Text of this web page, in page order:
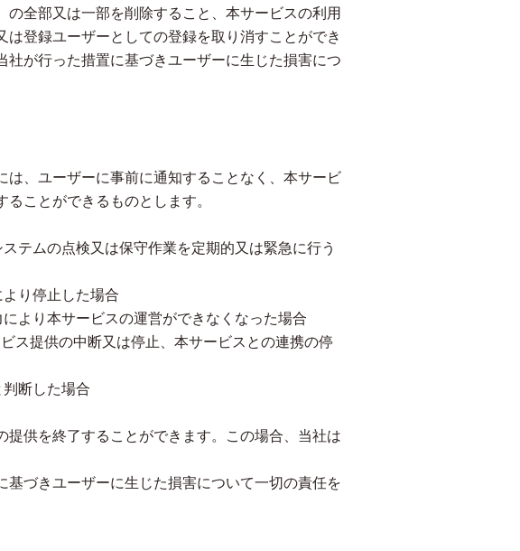
全部又は一部を削除すること、本サービスの利用
登録ユーザーとしての登録を取り消すことができ
社が行った措置に基づきユーザーに生じた損害につ
は、ユーザーに事前に通知することなく、本サービ
ことができるものとします。
テムの点検又は保守作業を定期的又は緊急に行う
り停止した場合
より本サービスの運営ができなくなった場合
ス提供の中断又は停止、本サービスとの連携の停
断した場合
供を終了することができます。この場合、当社は
づきユーザーに生じた損害について一切の責任を